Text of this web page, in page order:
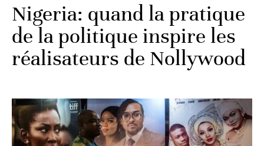
Nigeria: quand la pratique
de la politique inspire les
réalisateurs de Nollywood